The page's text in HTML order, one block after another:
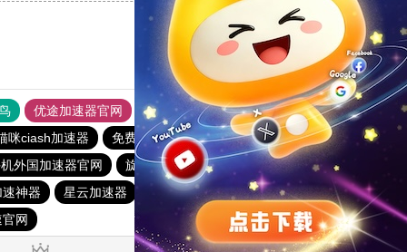
优途加速器官网 风驰加速器 旋风加速器
八戒看书
咪ciash加速器 免费vqn加速外网安卓 vp免费加速
迷雾通
外国加速器官网 旋风pvn加速器
外网加速免费软件
神器 星云加速器 vp免费加速
免费VQN下载站
网